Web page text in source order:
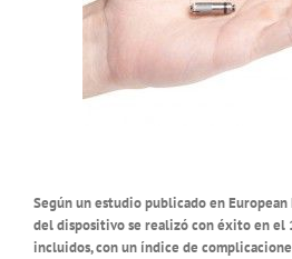
Según un estudio publicado en
del dispositivo se realizó con éxito en el
incluidos, con un índice de